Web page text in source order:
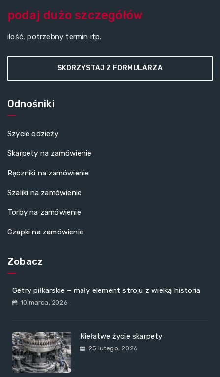
podaj dużo szczegółów
ilość, potrzebny termin itp.
SKORZYSTAJ Z FORMULARZA
Odnośniki
Szycie odzieży
Skarpety na zamówienie
Ręczniki na zamówienie
Szaliki na zamówienie
Torby na zamówienie
Czapki na zamówienie
Zobacz
Getry piłkarskie – mały element stroju z wielką historią
10 marca, 2026
Niełatwe życie skarpety
25 lutego, 2026